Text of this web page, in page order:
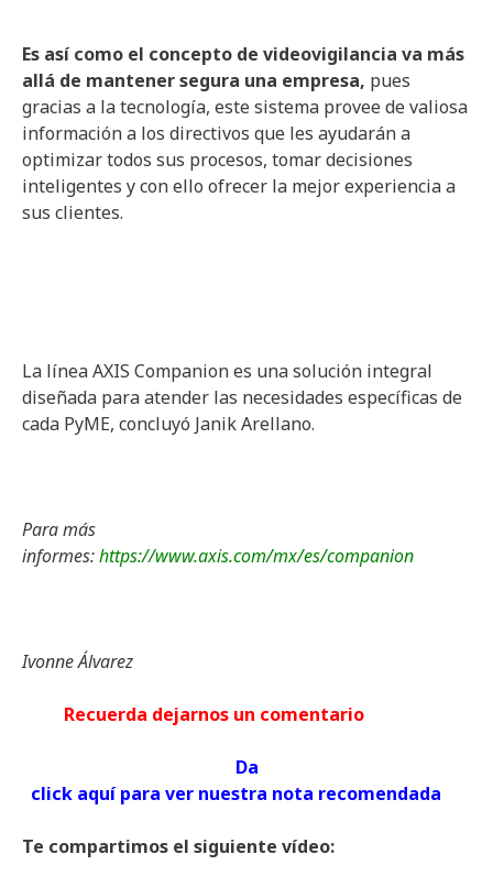
Es así como el concepto de videovigilancia va más
allá de mantener segura una empresa, pues
gracias a la tecnología, este sistema provee de valiosa
información a los directivos que les ayudarán a
optimizar todos sus procesos, tomar decisiones
inteligentes y con ello ofrecer la mejor experiencia a
sus clientes.
La línea AXIS Companion es una solución integral
diseñada para atender las necesidades específicas de
cada PyME, concluyó Janik Arellano.
Para más
informes:https://www.axis.com/mx/es/companion
Ivonne Álvarez
Recuerda dejarnos un comentario
Da
click aquí para ver nuestra nota recomendada
Te compartimos el siguiente vídeo: